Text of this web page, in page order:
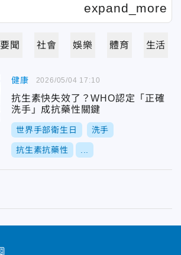
要聞 社會 娛樂 體育 生活
健康
抗生素快失效了？WHO認定「正確
洗手」成抗藥性關鍵
世界手部衛生日 洗手
抗生素抗藥性
2026/05/04 17:10